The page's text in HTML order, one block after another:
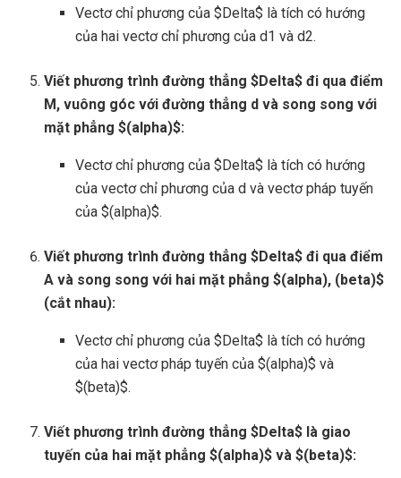
Vectơ chỉ phương của $Delta$ là tích có hướng
của hai vectơ chỉ phương của d1 và d2.
Viết phương trình đường thẳng $Delta$ đi qua điểm
M, vuông góc với đường thẳng d và song song với
mặt phẳng $(alpha)$:
Vectơ chỉ phương của $Delta$ là tích có hướng
của vectơ chỉ phương của d và vectơ pháp tuyến
của $(alpha)$.
Viết phương trình đường thẳng $Delta$ đi qua điểm
A và song song với hai mặt phẳng $(alpha), (beta)$
(cắt nhau):
Vectơ chỉ phương của $Delta$ là tích có hướng
của hai vectơ pháp tuyến của $(alpha)$ và
$(beta)$.
Viết phương trình đường thẳng $Delta$ là giao
tuyến của hai mặt phẳng $(alpha)$ và $(beta)$: